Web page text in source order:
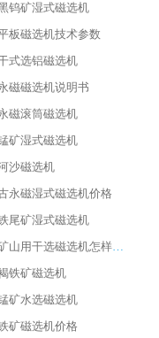
钨矿湿式磁选机
板磁选机技术参数
式选铝磁选机
磁磁选机说明书
磁滚筒磁选机
矿湿式磁选机
沙磁选机
永磁湿式磁选机价格
尾矿湿式磁选机
甘肃矿山用干选磁选机怎样调磁
铁矿磁选机
矿水选磁选机
矿磁选机价格